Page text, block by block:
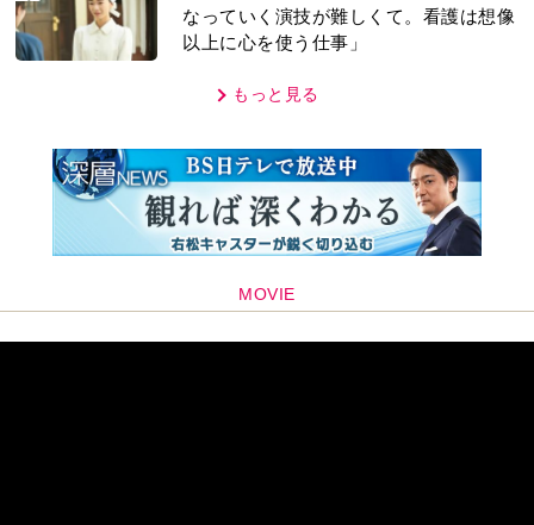
なっていく演技が難しくて。看護は想像
以上に心を使う仕事」
もっと見る
MOVIE